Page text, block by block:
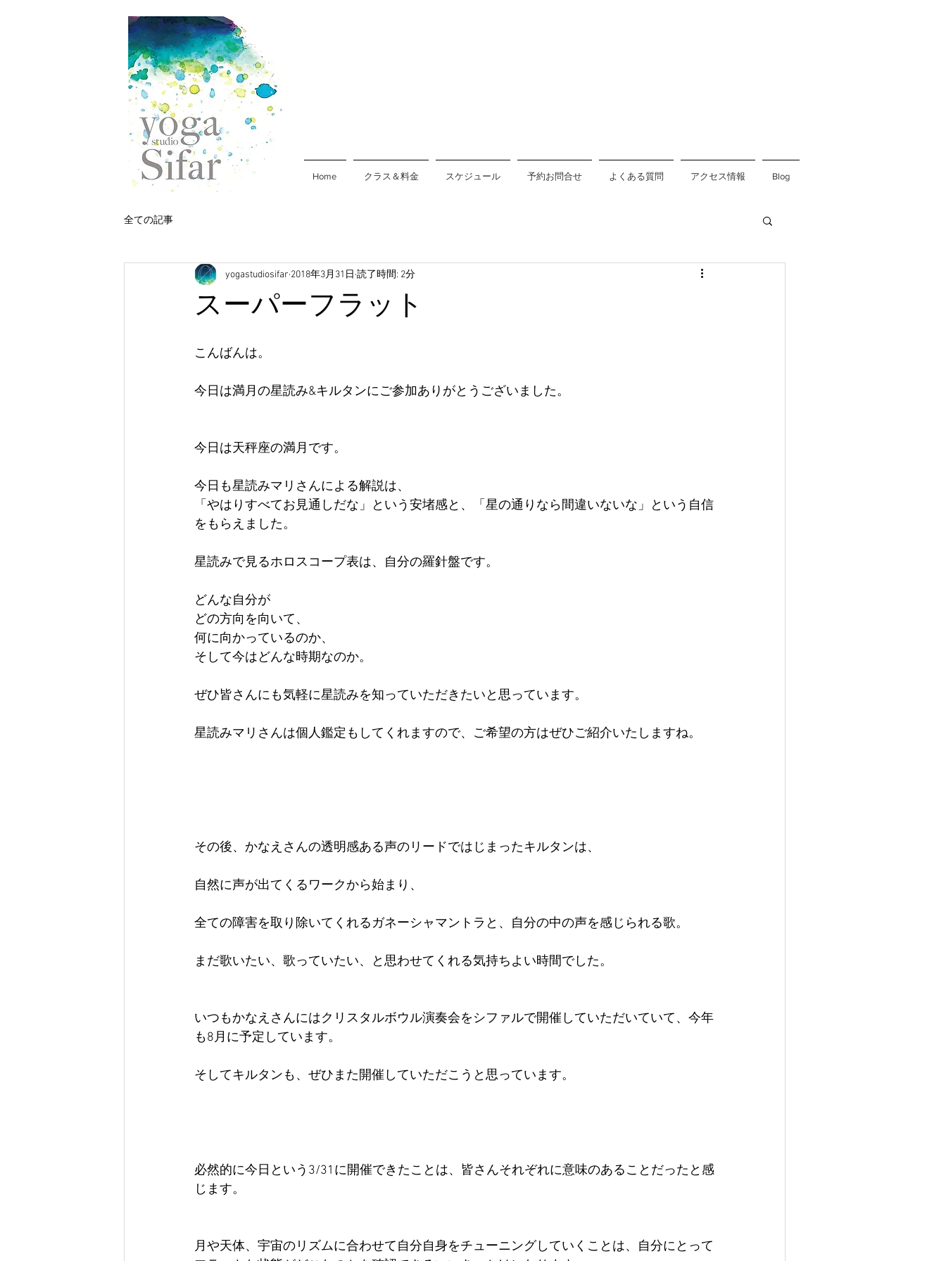
Home クラス＆料金 スケジュール 予約お問合せ よくある質問 アクセス情報 Blog
全ての記事
スーパーフラット
yogastudiosifar 2018年3月31日 読了時間: 2分
こんばんは。
今日は満月の星読み&キルタンにご参加ありがとうございました。
今日は天秤座の満月です。
今日も星読みマリさんによる解説は、
「やはりすべてお見通しだな」という安堵感と、「星の通りなら間違いないな」という自信
をもらえました。
星読みで見るホロスコープ表は、自分の羅針盤です。
どんな自分が
どの方向を向いて、
何に向かっているのか、
そして今はどんな時期なのか。
ぜひ皆さんにも気軽に星読みを知っていただきたいと思っています。
星読みマリさんは個人鑑定もしてくれますので、ご希望の方はぜひご紹介いたしますね。
その後、かなえさんの透明感ある声のリードではじまったキルタンは、
自然に声が出てくるワークから始まり、
全ての障害を取り除いてくれるガネーシャマントラと、自分の中の声を感じられる歌。
まだ歌いたい、歌っていたい、と思わせてくれる気持ちよい時間でした。
いつもかなえさんにはクリスタルボウル演奏会をシファルで開催していただいていて、今年
も8月に予定しています。
そしてキルタンも、ぜひまた開催していただこうと思っています。
必然的に今日という3/31に開催できたことは、皆さんそれぞれに意味のあることだったと感
じます。
月や天体、宇宙のリズムに合わせて自分自身をチューニングしていくことは、自分にとって